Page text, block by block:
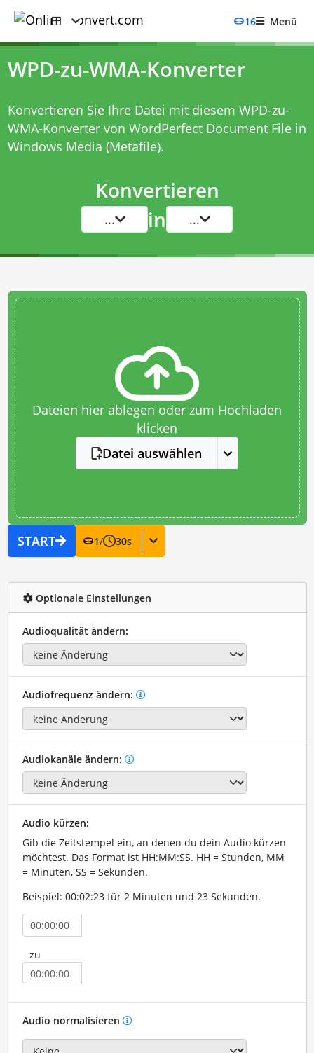
16 Menü
WPD-zu-WMA-Konverter
Konvertieren Sie Ihre Datei mit diesem WPD-zu-
WMA-Konvertervon WordPerfect Document File in
Windows Media (Metafile).
Konvertieren
... in ...
Dateien hier ablegen oder zum Hochladen
klicken
Datei auswählen
START 1/ 30s
Optionale Einstellungen
Audioqualität ändern:
Audiofrequenz ändern:
Audiokanäle ändern:
Audio kürzen:
Gib die Zeitstempel ein, an denen du dein Audio kürzen
möchtest. Das Format ist HH:MM:SS. HH = Stunden, MM
= Minuten, SS = Sekunden.
Beispiel: 00:02:23 für 2 Minuten und 23 Sekunden.
zu
Audio normalisieren